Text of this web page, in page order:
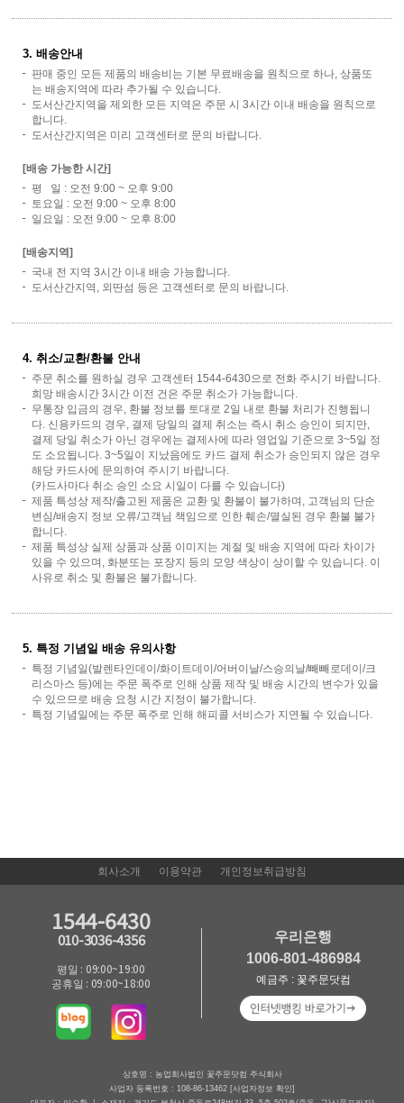
3. 배송안내
판매 중인 모든 제품의 배송비는 기본 무료배송을 원칙으로 하나, 상품또
는 배송지역에 따라 추가될 수 있습니다.
도서산간지역을 제외한 모든 지역은 주문 시 3시간 이내 배송을 원칙으로
합니다.
도서산간지역은 미리 고객센터로 문의 바랍니다.
[배송 가능한 시간]
평 일 : 오전 9:00 ~ 오후 9:00
토요일 : 오전 9:00 ~ 오후 8:00
일요일 : 오전 9:00 ~ 오후 8:00
[배송지역]
국내 전 지역 3시간 이내 배송 가능합니다.
도서산간지역, 외딴섬 등은 고객센터로 문의 바랍니다.
4. 취소/교환/환불 안내
주문 취소를 원하실 경우 고객센터 1544-6430으로 전화 주시기 바랍니다.
희망 배송시간 3시간 이전 건은 주문 취소가 가능합니다.
무통장 입금의 경우, 환불 정보를 토대로 2일 내로 환불 처리가 진행됩니
다. 신용카드의 경우, 결제 당일의 결제 취소는 즉시 취소 승인이 되지만,
결제 당일 취소가 아닌 경우에는 결제사에 따라 영업일 기준으로 3~5일 정
도 소요됩니다. 3~5일이 지났음에도 카드 결제 취소가 승인되지 않은 경우
해당 카드사에 문의하여 주시기 바랍니다.
(카드사마다 취소 승인 소요 시일이 다를 수 있습니다)
제품 특성상 제작/출고된 제품은 교환 및 환불이 불가하며, 고객님의 단순
변심/배송지 정보 오류/고객님 책임으로 인한 훼손/멸실된 경우 환불 불가
합니다.
제품 특성상 실제 상품과 상품 이미지는 계절 및 배송 지역에 따라 차이가
있을 수 있으며, 화분또는 포장지 등의 모양 색상이 상이할 수 있습니다. 이
사유로 취소 및 환불은 불가합니다.
5. 특정 기념일 배송 유의사항
특정 기념일(발렌타인데이/화이트데이/어버이날/스승의날/빼빼로데이/크
리스마스 등)에는 주문 폭주로 인해 상품 제작 및 배송 시간의 변수가 있을
수 있으므로 배송 요청 시간 지정이 불가합니다.
특정 기념일에는 주문 폭주로 인해 해피콜 서비스가 지연될 수 있습니다.
회사소개 이용약관 개인정보취급방침
1544-6430
010-3036-4356
평일 : 09:00~19:00
공휴일 : 09:00~18:00
우리은행
1006-801-486984
예금주 : 꽃주문닷컴
상호명 : 농업회사법인 꽃주문닷컴 주식회사
사업자 등록번호 : 108-86-13462 [사업자정보 확인]